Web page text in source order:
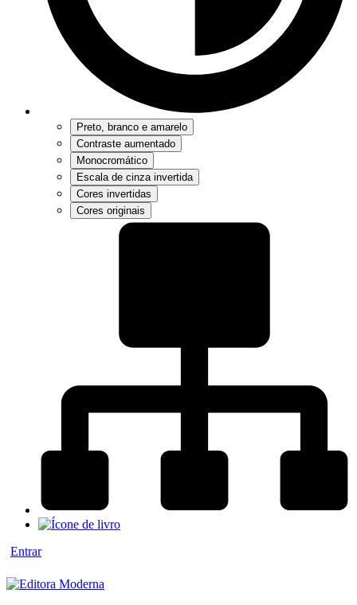
Preto, branco e amarelo
Contraste aumentado
Monocromático
Escala de cinza invertida
Cores invertidas
Cores originais
Entrar